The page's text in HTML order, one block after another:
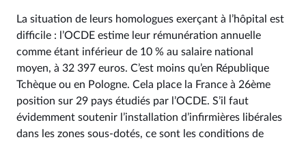
La situation de leurs homologues exerçant à l’hôpital est
difficile : l’OCDE estime leur rémunération annuelle
comme étant inférieur de 10 % au salaire national
moyen, à 32 397 euros. C’est moins qu’en République
Tchèque ou en Pologne. Cela place la France à 26ème
position sur 29 pays étudiés par l’OCDE. S’il faut
évidemment soutenir l’installation d’infirmières libérales
dans les zones sous-dotés, ce sont les conditions de